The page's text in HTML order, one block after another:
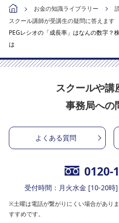
お金の知識ライブラリー
スクール講師が受講生の疑問に答えます
PEGレシオの「成長率」はなんの数字？
は
スクールや講
事務局への
よくある質問
0120-
受付時間：月火水金 [10-20
※土曜は電話が繋がりにくい場合があり
すすめです。